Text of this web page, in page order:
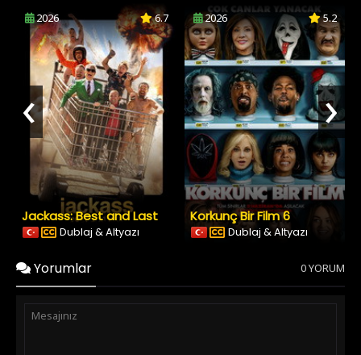
2026 6.7
Jackass: Best and Last
Dublaj & Altyazı
2026 5.2
Korkunç Bir Film 6
Dublaj & Altyazı
‹ ›
Yorumlar 0 YORUM